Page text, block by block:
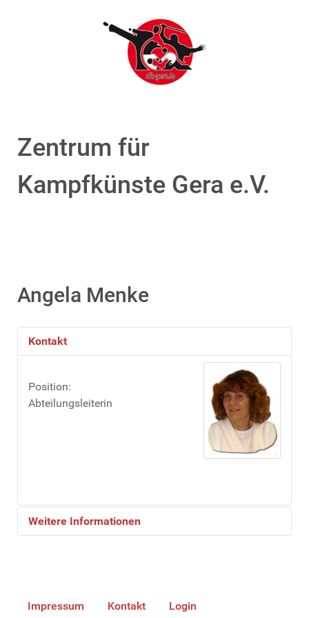
Zentrum für
Kampfkünste Gera e.V.
Angela Menke
Kontakt
Position:
Abteilungsleiterin
Weitere Informationen
Sonstiges
Impressum Kontakt Login